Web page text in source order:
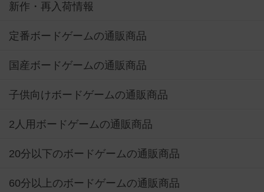
新作・再入荷情報
定番ボードゲームの通販商品
国産ボードゲームの通販商品
子供向けボードゲームの通販商品
2人用ボードゲームの通販商品
20分以下のボードゲームの通販商品
60分以上のボードゲームの通販商品